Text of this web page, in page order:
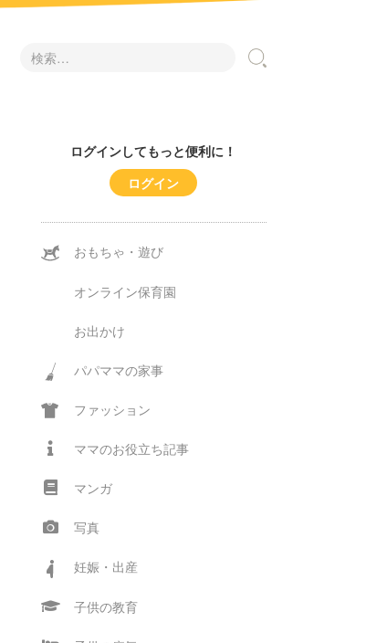
検
ログインしてもっと便利に！
ログイン
おもちゃ・遊び
オンライン保育園
お出かけ
パパママの家事
ファッション
ママのお役立ち記事
マンガ
写真
妊娠・出産
子供の教育